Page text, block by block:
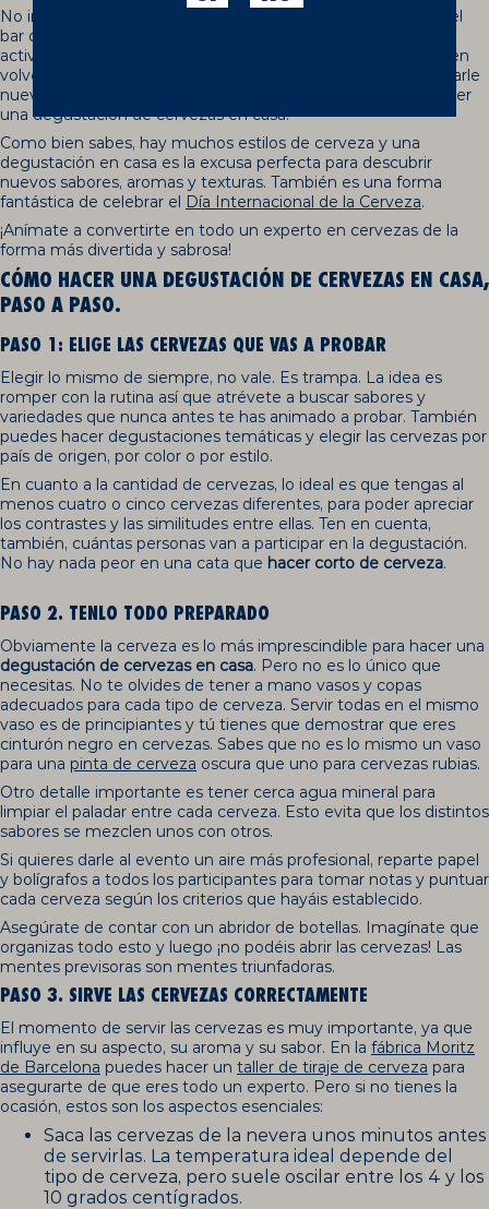
No importa que una cerveza con los amigos en la terraza del
bar de la esquina sea un plan perfecto. Hasta nuestras
actividades favoritas a las que nunca diríamos que no, pueden
volverse rutinarias. Por suerte, tenemos una solución para darle
nueva vida al plan de siempre: Vamos a explicarte cómo hacer
una degustación de cervezas en casa.
Como bien sabes, hay muchos estilos de cerveza y una
degustación en casa es la excusa perfecta para descubrir
nuevos sabores, aromas y texturas. También es una forma
fantástica de celebrar el Día Internacional de la Cerveza.
¡Anímate a convertirte en todo un experto en cervezas de la
forma más divertida y sabrosa!
CÓMO HACER UNA DEGUSTACIÓN DE CERVEZAS EN CASA,
PASO A PASO.
PASO 1: ELIGE LAS CERVEZAS QUE VAS A PROBAR
Elegir lo mismo de siempre, no vale. Es trampa. La idea es
romper con la rutina así que atrévete a buscar sabores y
variedades que nunca antes te has animado a probar. También
puedes hacer degustaciones temáticas y elegir las cervezas por
país de origen, por color o por estilo.
En cuanto a la cantidad de cervezas, lo ideal es que tengas al
menos cuatro o cinco cervezas diferentes, para poder apreciar
los contrastes y las similitudes entre ellas. Ten en cuenta,
también, cuántas personas van a participar en la degustación.
No hay nada peor en una cata que hacer corto de cerveza.
PASO 2. TENLO TODO PREPARADO
Obviamente la cerveza es lo más imprescindible para hacer una
degustación de cervezas en casa. Pero no es lo único que
necesitas. No te olvides de tener a mano vasos y copas
adecuados para cada tipo de cerveza. Servir todas en el mismo
vaso es de principiantes y tú tienes que demostrar que eres
cinturón negro en cervezas. Sabes que no es lo mismo un vaso
para una pinta de cerveza oscura que uno para cervezas rubias.
Otro detalle importante es tener cerca agua mineral para
limpiar el paladar entre cada cerveza. Esto evita que los distintos
sabores se mezclen unos con otros.
Si quieres darle al evento un aire más profesional, reparte papel
y bolígrafos a todos los participantes para tomar notas y puntuar
cada cerveza según los criterios que hayáis establecido.
Asegúrate de contar con un abridor de botellas. Imagínate que
organizas todo esto y luego ¡no podéis abrir las cervezas! Las
mentes previsoras son mentes triunfadoras.
PASO 3. SIRVE LAS CERVEZAS CORRECTAMENTE
El momento de servir las cervezas es muy importante, ya que
influye en su aspecto, su aroma y su sabor. En la fábrica Moritz
de Barcelona puedes hacer un taller de tiraje de cerveza para
asegurarte de que eres todo un experto. Pero si no tienes la
ocasión, estos son los aspectos esenciales:
Saca las cervezas de la nevera unos minutos antes
de servirlas. La temperatura ideal depende del
tipo de cerveza, pero suele oscilar entre los 4 y los
10 grados centígrados.